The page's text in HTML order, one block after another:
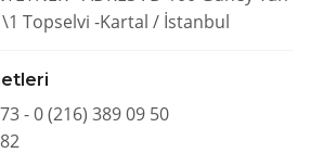
Topselvi -Kartal / İstanbul
- 0 (216) 389 09 50